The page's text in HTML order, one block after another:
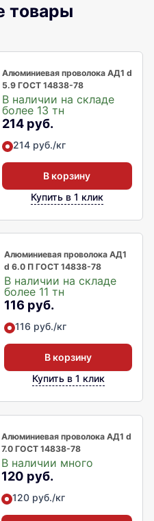
товары
Алюминиевая проволока АД1 d
5.9 ГОСТ 14838-78
В наличии на складе
более 13 тн
214 руб.
214 руб./кг
В корзину
Купить в 1 клик
Алюминиевая проволока АД1
d 6.0 П ГОСТ 14838-78
В наличии на складе
более 11 тн
116 руб.
116 руб./кг
В корзину
Купить в 1 клик
Алюминиевая проволока АД1 d
7.0 ГОСТ 14838-78
В наличии много
120 руб.
120 руб./кг